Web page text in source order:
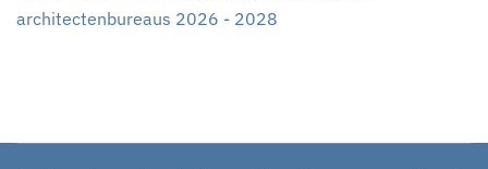
architectenbureaus 2026 - 2028